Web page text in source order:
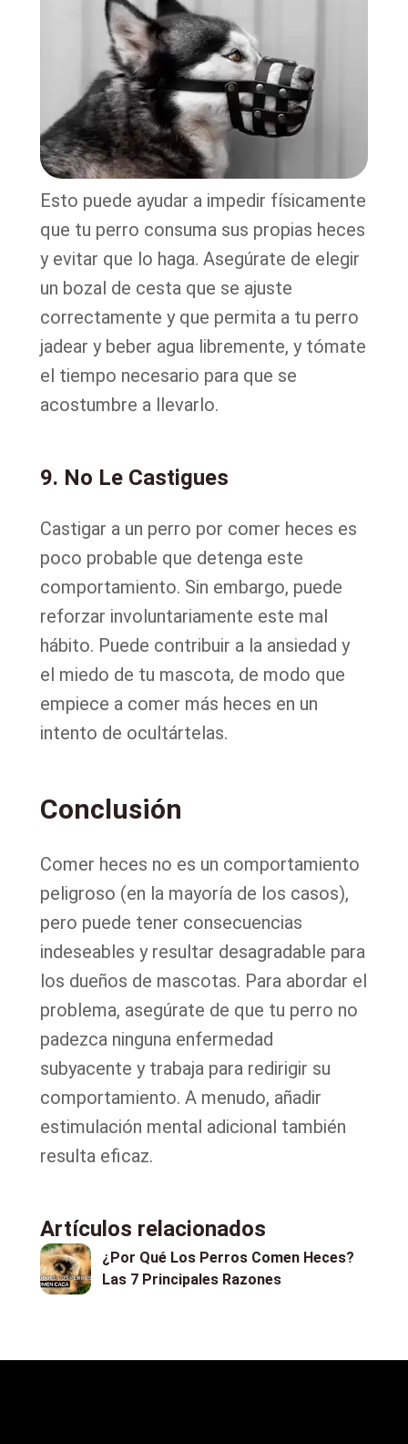
Esto puede ayudar a impedir físicamente
que tu perro consuma sus propias heces
y evitar que lo haga. Asegúrate de elegir
un bozal de cesta que se ajuste
correctamente y que permita a tu perro
jadear y beber agua libremente, y tómate
el tiempo necesario para que se
acostumbre a llevarlo.
9. No Le Castigues
Castigar a un perro por comer heces es
poco probable que detenga este
comportamiento. Sin embargo, puede
reforzar involuntariamente este mal
hábito. Puede contribuir a la ansiedad y
el miedo de tu mascota, de modo que
empiece a comer más heces en un
intento de ocultártelas.
Conclusión
Comer heces no es un comportamiento
peligroso (en la mayoría de los casos),
pero puede tener consecuencias
indeseables y resultar desagradable para
los dueños de mascotas. Para abordar el
problema, asegúrate de que tu perro no
padezca ninguna enfermedad
subyacente y trabaja para redirigir su
comportamiento. A menudo, añadir
estimulación mental adicional también
resulta eficaz.
Artículos relacionados
¿Por Qué Los Perros Comen Heces?
Las 7 Principales Razones